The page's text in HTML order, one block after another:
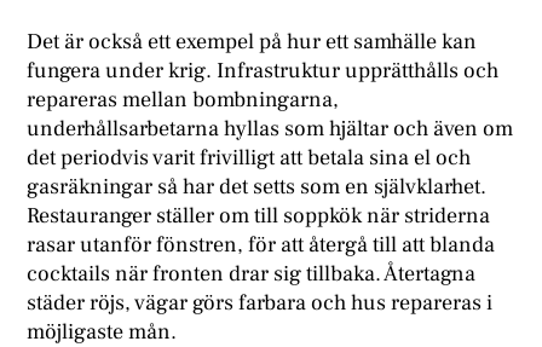
Det är också ett exempel på hur ett samhälle kan
fungera under krig. Infrastruktur upprätthålls och
repareras mellan bombningarna,
underhållsarbetarna hyllas som hjältar och även om
det periodvis varit frivilligt att betala sina el och
gasräkningar så har det setts som en självklarhet.
Restauranger ställer om till soppkök när striderna
rasar utanför fönstren, för att återgå till att blanda
cocktails när fronten drar sig tillbaka. Återtagna
städer röjs, vägar görs farbara och hus repareras i
möjligaste mån.